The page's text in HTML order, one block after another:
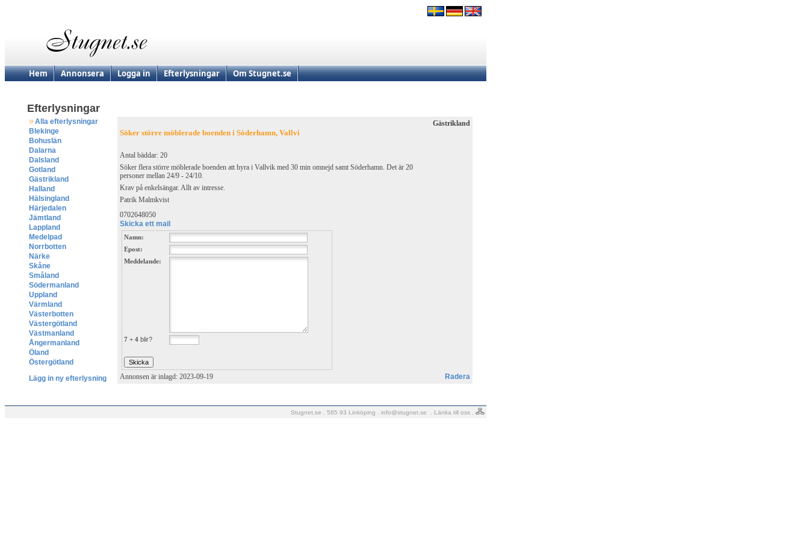
Hem Annonsera Logga in Efterlysningar Om Stugnet.se
Efterlysningar
Alla efterlysningar
Blekinge
Bohuslän
Dalarna
Dalsland
Gotland
Gästrikland
Halland
Hälsingland
Härjedalen
Jämtland
Lappland
Medelpad
Norrbotten
Närke
Skåne
Småland
Södermanland
Uppland
Värmland
Västerbotten
Västergötland
Västmanland
Ångermanland
Öland
Östergötland
Lägg in ny efterlysning
Söker större möblerade boenden i Söderhamn, Vallvi
Antal bäddar: 20
Söker flera större möblerade boenden att hyra i Vallvik med 30 min omnejd samt Söderhamn. Det är 20
personer mellan 24/9 - 24/10.
Krav på enkelsängar. Allt av intresse.
Patrik Malmkvist
0702648050
Skicka ett mail
Namn:
Epost:
Meddelande:
7 + 4 blir?
Gästrikland
Annonsen är inlagd: 2023-09-19 Radera
Stugnet.se . 585 93 Linköping . info@stugnet.se Länka till oss